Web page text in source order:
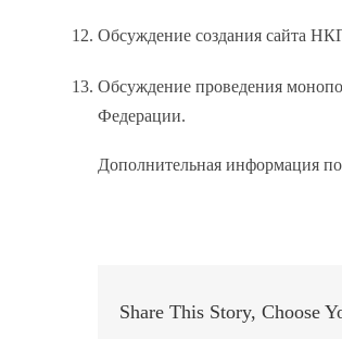
Обсуждение создания сайта
Обсуждение проведения
Федерации.
Дополнительная информация
Share This Story, Choose